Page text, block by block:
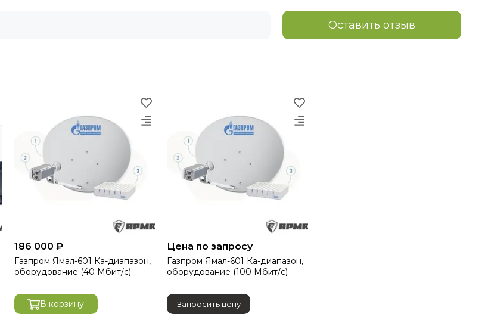
Оставить отзыв
186 000 ₽
Газпром Ямал-601 Ка-диапазон,
оборудование (40 Мбит/с)
В корзину
Цена по запросу
Газпром Ямал-601 Ка-диапазон,
оборудование (100 Мбит/с)
Запросить цену